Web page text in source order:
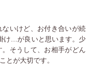
いけど、お付き合いが続
け…が良いと思います。少
そうして、お相手がどん
とが大切です。